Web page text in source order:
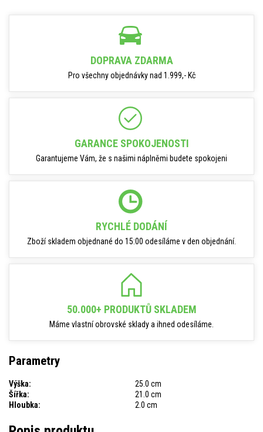
DOPRAVA ZDARMA
Pro všechny objednávky nad 1.999,- Kč
GARANCE SPOKOJENOSTI
Garantujeme Vám, že s našimi náplněmi budete spokojeni
RYCHLÉ DODÁNÍ
Zboží skladem objednané do 15:00 odesíláme v den objednání.
50.000+ PRODUKTŮ SKLADEM
Máme vlastní obrovské sklady a ihned odesíláme.
Parametry
Výška:
25.0 cm
Šířka:
21.0 cm
Hloubka:
2.0 cm